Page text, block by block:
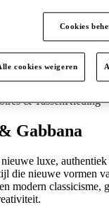
& TassenKleding
Gabbana
luxe, authentiek
die nieuwe vormen
modern classicisme,
Cookies
cookies weigeren